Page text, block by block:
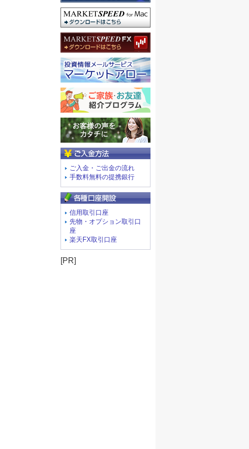
ご入金・ご出金の流れ
手数料無料の提携銀行
信用取引口座
先物・オプション取引口
座
楽天FX取引口座
[PR]